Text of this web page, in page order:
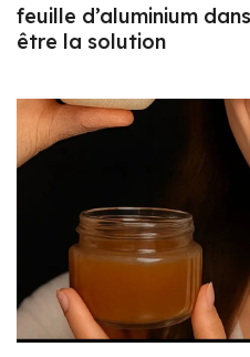
feuille d’aluminium
être la solution